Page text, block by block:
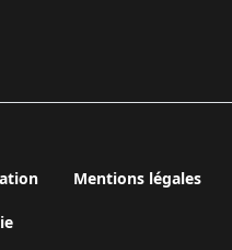
Mentions légales